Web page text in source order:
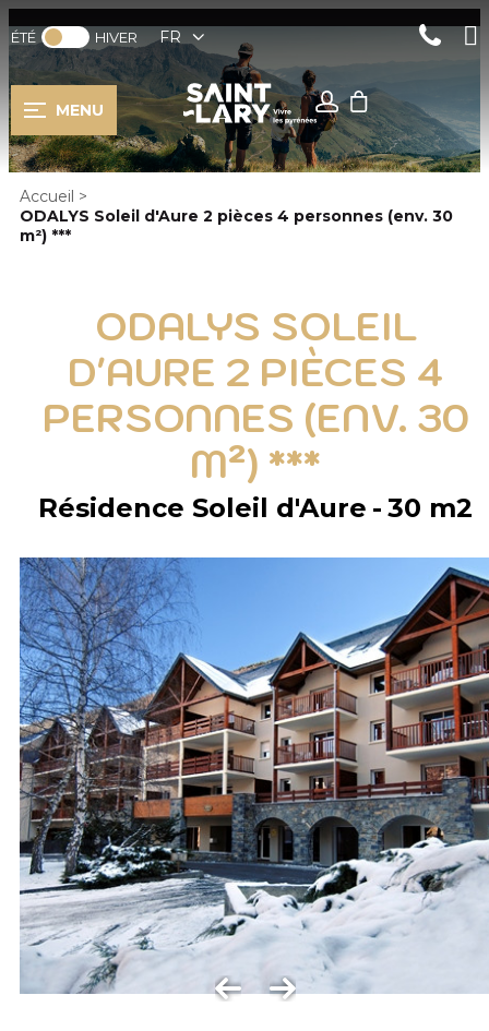
ÉTÉ HIVER FR
MENU
Accueil >
ODALYS Soleil d'Aure 2 pièces 4 personnes (env. 30
m²) ***
ODALYS SOLEIL
D'AURE 2 PIÈCES 4
PERSONNES (ENV. 30
M²) ***
Résidence Soleil d'Aure 30 m2